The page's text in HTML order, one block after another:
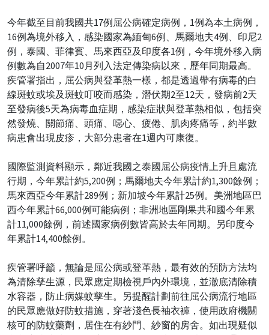
今年截至目前我國共17例屈公病確定病例，1例為本土病例，
16例為境外移入，感染國家為緬甸6例、馬爾地夫4例、印尼2
例，泰國、菲律賓、馬來西亞及印度各1例，今年境外移入病
例數為自2007年10月列入法定傳染病以來，歷年同期最高。
疾管署指出，屈公病與登革熱一樣，都是透過帶有病毒的白
線斑蚊或埃及斑蚊叮咬而感染，潛伏期2至12天，發病前2天
至發病後5天為病毒血症期，感染症狀與登革熱相似，包括突
然發燒、關節痛、頭痛、噁心、疲倦、肌肉疼痛等，約半數
病患會出現皮疹，大部分患者在1週內可康復。
國際監測資料顯示，鄰近我國之泰國屈公病疫情上升且處流
行期，今年累計約5,200例；馬爾地夫今年累計約1,300餘例；
馬來西亞今年累計289例；新加坡今年累計25例。美洲地區巴
西今年累計66,000例可能病例；非洲地區剛果共和國今年累
計11,000餘例，前述國家病例數皆高於去年同期。另印度今
年累計14,400餘例。
疾管署呼籲，無論是屈公病或登革熱，最有效的預防方法均
為清除孳生源，民眾應定期檢視戶內外環境，並澈底清除積
水容器，防止病媒蚊孳生。另提醒計劃前往屈公病流行地區
的民眾應做好防蚊措施，穿著淺色長袖衣褲，使用政府機關
核可的防蚊藥劑，居住在有紗門、紗窗的房舍。如出現疑似